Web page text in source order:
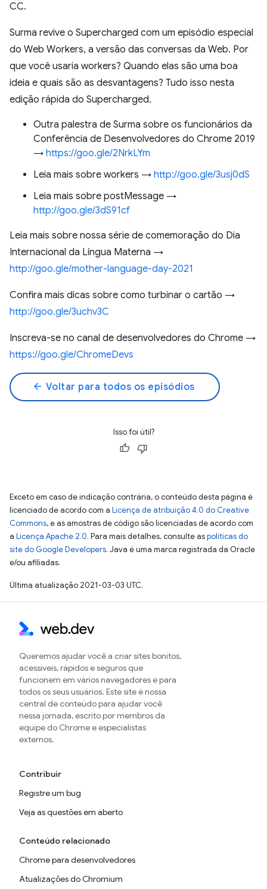
CC.
Surma revive o Supercharged com um episódio especial
do Web Workers, a versão das conversas da Web. Por
que você usaria workers? Quando elas são uma boa
ideia e quais são as desvantagens? Tudo isso nesta
edição rápida do Supercharged.
Outra palestra de Surma sobre os funcionários da
Conferência de Desenvolvedores do Chrome 2019
→ https://goo.gle/2NrkLYm
Leia mais sobre workers → http://goo.gle/3usj0dS
Leia mais sobre postMessage →
http://goo.gle/3dS91cf
Leia mais sobre nossa série de comemoração do Dia
Internacional da Língua Materna →
http://goo.gle/mother-language-day-2021
Confira mais dicas sobre como turbinar o cartão →
http://goo.gle/3uchv3C
Inscreva-se no canal de desenvolvedores do Chrome →
https://goo.gle/ChromeDevs
arrow_back Voltar para todos os episódios
Isso foi útil?
Exceto em caso de indicação contrária, o conteúdo desta página é
licenciado de acordo com a Licença de atribuição 4.0 do Creative
Commons, e as amostras de código são licenciadas de acordo com
a Licença Apache 2.0. Para mais detalhes, consulte aspolíticas do
site do Google Developers. Java é uma marca registrada da Oracle
e/ou afiliadas.
Última atualização 2021-03-03 UTC.
Queremos ajudar você a criar sites bonitos,
acessíveis, rápidos e seguros que
funcionem em vários navegadores e para
todos os seus usuários. Este site é nossa
central de conteúdo para ajudar você
nessa jornada, escrito por membros da
equipe do Chrome e especialistas
externos.
Contribuir
Registre um bug
Veja as questões em aberto
Conteúdo relacionado
Chrome para desenvolvedores
Atualizações do Chromium